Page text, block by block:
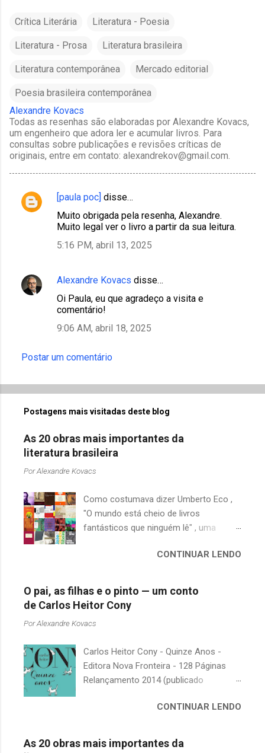
Crítica Literária Literatura - Poesia
Literatura - Prosa Literatura brasileira
Literatura contemporânea Mercado editorial
Poesia brasileira contemporânea
Alexandre Kovacs
Todas as resenhas são elaboradas por Alexandre Kovacs,
um engenheiro que adora ler e acumular livros. Para
consultas sobre publicações e revisões críticas de
originais, entre em contato: alexandrekov@gmail.com.
C
t
o
[paula poc] disse…
Muito obrigada pela resenha, Alexandre.
Muito legal ver o livro a partir da sua leitura.
5:16 PM, abril 13, 2025
Alexandre Kovacs disse…
Oi Paula, eu que agradeço a visita e
comentário!
9:06 AM, abril 18, 2025
Postar um comentário
Postagens mais visitadas deste blog
As 20 obras mais importantes da
literatura brasileira
PorAlexandre Kovacs
Como costumava dizer Umberto Eco ,
"O mundo está cheio de livros
fantásticos que ninguém lê" , uma
quando falamos de clássicos da
escritores brasileiros, somos forçados
a uma avaliação burocrática na escola e
acabamos adquirindo uma certa
antipatia a determinado livro ou autor
justamente o contrário. É surpreendente
como uma segunda visita a essas
obras, já em nossa maturidade, pode
escondido, bem ali na nossa estante.
nós? A limitação de apenas 20
CONTINUAR LENDO
O pai, as filhas e o pinto — um conto
de Carlos Heitor Cony
PorAlexandre Kovacs
Carlos Heitor Cony - Quinze Anos -
Editora Nova Fronteira - 128 Páginas
Relançamento 2014 (publicado
com deliciosos contos sobre a infância
bem-humoradas e sensíveis,
CONTINUAR LENDO
As 20 obras mais importantes da